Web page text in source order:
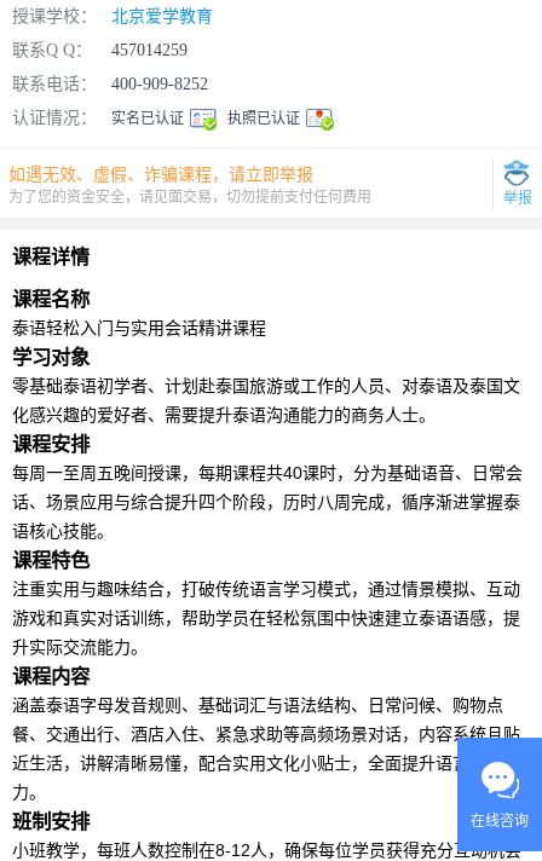
授课学校：
北京爱学教育
联系Q Q：
457014259
联系电话：
400-909-8252
认证情况：
实名已认证 执照已认证
如遇无效、虚假、诈骗课程，请立即举报
为了您的资金安全，请见面交易，切勿提前支付任何费用 举报
课程详情
课程名称
泰语轻松入门与实用会话精讲课程
学习对象
零基础泰语初学者、计划赴泰国旅游或工作的人员、对泰语及泰国文
化感兴趣的爱好者、需要提升泰语沟通能力的商务人士。
课程安排
每周一至周五晚间授课，每期课程共40课时，分为基础语音、日常会
话、场景应用与综合提升四个阶段，历时八周完成，循序渐进掌握泰
语核心技能。
课程特色
注重实用与趣味结合，打破传统语言学习模式，通过情景模拟、互动
游戏和真实对话训练，帮助学员在轻松氛围中快速建立泰语语感，提
升实际交流能力。
课程内容
涵盖泰语字母发音规则、基础词汇与语法结构、日常问候、购物点
餐、交通出行、酒店入住、紧急求助等高频场景对话，内容系统且贴
近生活，讲解清晰易懂，配合实用文化小贴士，全面提升语言应用能
力。
班制安排
小班教学，每班人数控制在8-12人，确保每位学员获得充分互动机会
在线咨询